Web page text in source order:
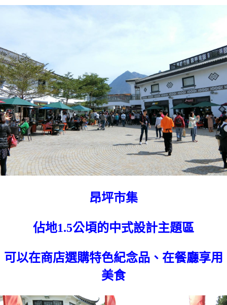
昂坪市集
佔地1.5公頃的中式設計主題區
可以在商店選購特色紀念品、在餐廳享用
美食